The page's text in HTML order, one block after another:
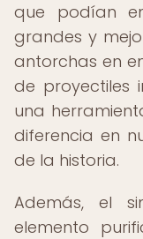
que podían
grandes y
antorchas en
de proyectiles
una
diferencia en
de la historia.
Además, el
elemento